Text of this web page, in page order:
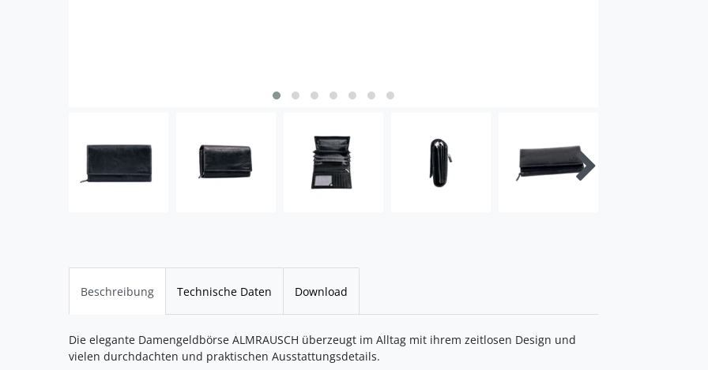
Beschreibung Technische Daten Download
Die elegante Damengeldbörse ALMRAUSCH überzeugt im Alltag mit ihrem zeitlosen Design und
vielen durchdachten und praktischen Ausstattungsdetails.